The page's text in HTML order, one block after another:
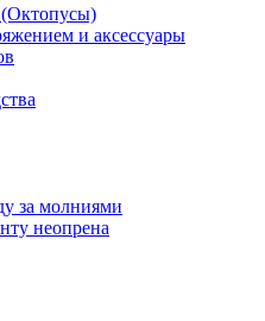
(Октопусы)
и аксессуары
за молниями
неопрена